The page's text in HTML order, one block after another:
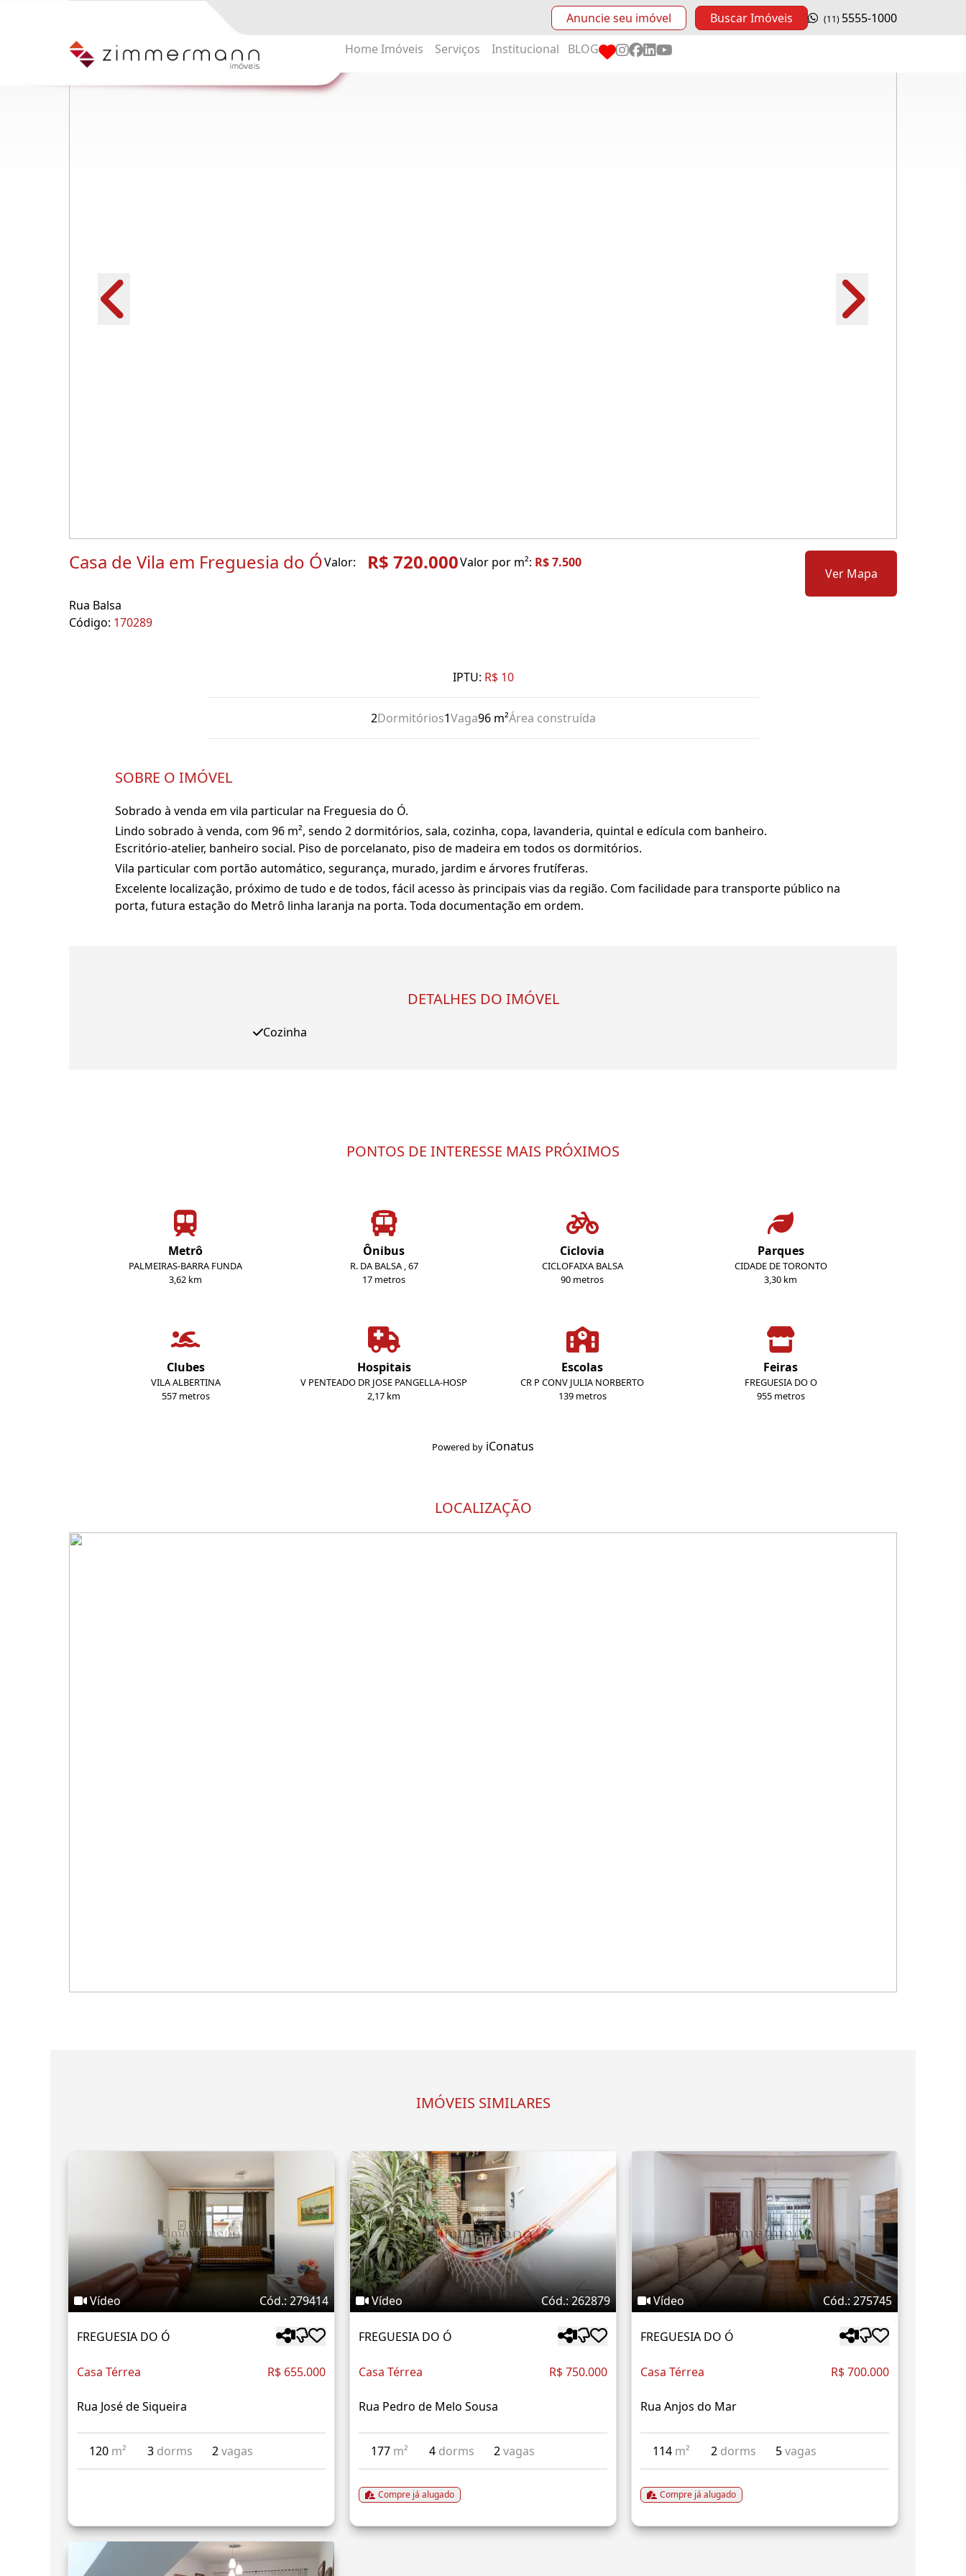
Anuncie seu imóvel Buscar Imóveis (11) 5555-1000
Home Imóveis Serviços Institucional BLOG
Casa de Vila em Freguesia do ÓValor: R$ 720.000Valor por m²: R$ 7.500
Rua Balsa
Código: 170289
Ver Mapa
IPTU: R$ 10
2Dormitórios1Vaga96 m²Área construída
SOBRE O IMÓVEL
Sobrado à venda em vila particular na Freguesia do Ó.
Lindo sobrado à venda, com 96 m², sendo 2 dormitórios, sala, cozinha, copa, lavanderia, quintal e edícula com banheiro.
Escritório-atelier, banheiro social. Piso de porcelanato, piso de madeira em todos os dormitórios.
Vila particular com portão automático, segurança, murado, jardim e árvores frutíferas.
Excelente localização, próximo de tudo e de todos, fácil acesso às principais vias da região. Com facilidade para transporte público na
porta, futura estação do Metrô linha laranja na porta. Toda documentação em ordem.
DETALHES DO IMÓVEL
Cozinha
PONTOS DE INTERESSE MAIS PRÓXIMOS
Metrô
PALMEIRAS-BARRA FUNDA
3,62 km
Ônibus
R. DA BALSA , 67
17 metros
Ciclovia
CICLOFAIXA BALSA
90 metros
Parques
CIDADE DE TORONTO
3,30 km
Clubes
VILA ALBERTINA
557 metros
Hospitais
V PENTEADO DR JOSE PANGELLA-HOSP
2,17 km
Escolas
CR P CONV JULIA NORBERTO
139 metros
Feiras
FREGUESIA DO O
955 metros
Powered by iConatus
LOCALIZAÇÃO
IMÓVEIS SIMILARES
Vídeo Cód.: 279414
FREGUESIA DO Ó
Casa Térrea R$ 655.000
Rua José de Siqueira
120 m² 3 dorms 2vagas
Vídeo Cód.: 262879
FREGUESIA DO Ó
Casa Térrea R$ 750.000
Rua Pedro de Melo Sousa
177 m² 4 dorms 2vagas
Compre já alugado
Vídeo Cód.: 275745
FREGUESIA DO Ó
Casa Térrea R$ 700.000
Rua Anjos do Mar
114 m² 2 dorms 5vagas
Compre já alugado